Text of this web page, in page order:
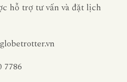
hỗ trợ tư vấn và đặt lịch
7786